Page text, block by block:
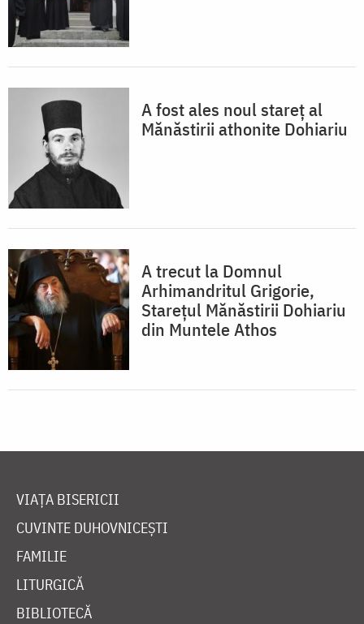
A fost ales noul stareţ al
Mănăstirii athonite Dohiariu
A trecut la Domnul
Arhimandritul Grigorie,
Starețul Mănăstirii Dohiariu
din Muntele Athos
VIAȚA BISERICII
CUVINTE DUHOVNICEȘTI
FAMILIE
LITURGICĂ
BIBLIOTECĂ